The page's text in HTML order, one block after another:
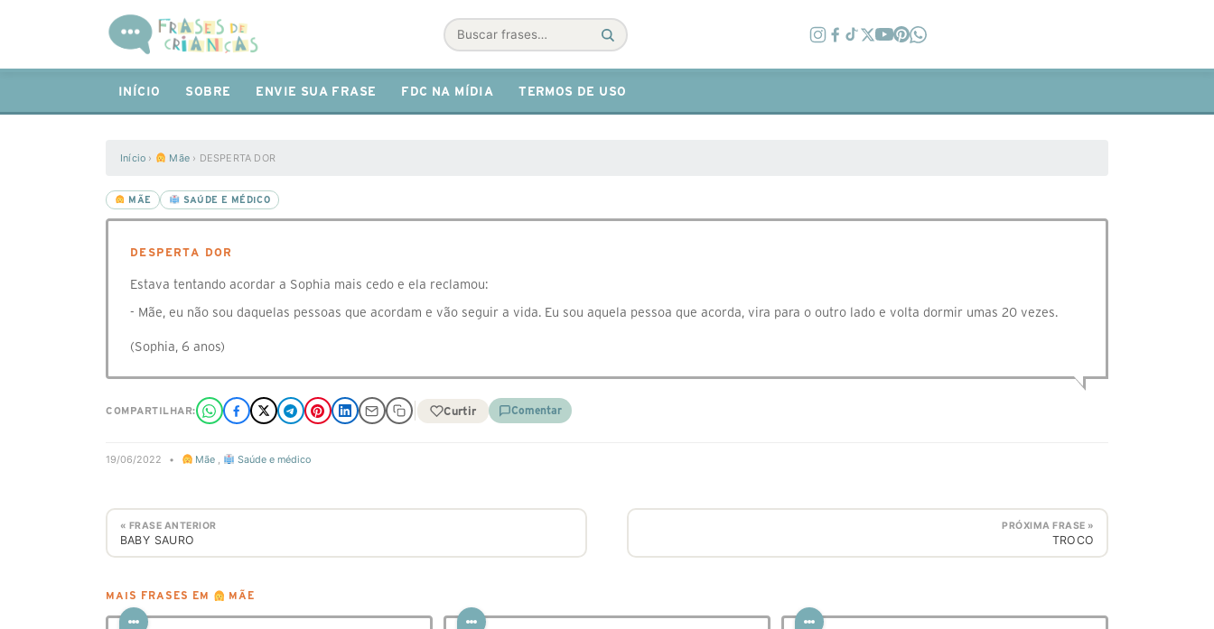
Buscar
INÍCIO SOBRE ENVIE SUA FRASE FDC NA MÍDIA TERMOS DE USO
Início › Mãe › DESPERTA DOR
MÃE SAÚDE E MÉDICO
DESPERTA DOR
Estava tentando acordar a Sophia mais cedo e ela reclamou:
- Mãe, eu não sou daquelas pessoas que acordam e vão seguir a vida. Eu sou aquela pessoa que acorda, vira para o outro lado e volta dormir umas 20 vezes.
(Sophia, 6 anos)
COMPARTILHAR: Curtir Comentar
19/06/2022 • Mãe , Saúde e médico
« FRASE ANTERIOR
BABY SAURO
PRÓXIMA FRASE »
TROCO
MAIS FRASES EM MÃE